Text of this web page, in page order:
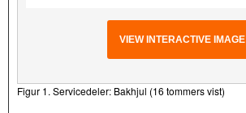
VIEW INTERACTIVE IMAGE
Figur 1. Servicedeler: Bakhjul (16 tommers vist)